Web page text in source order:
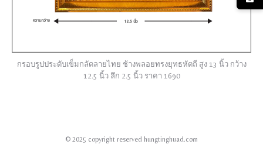
กรอบรูปประดับเข็มกลัดลายไทย ช้างพลอยทรงยุทธหัตถี สูง 13 นิ้ว กว้าง
12.5 นิ้ว ลึก 2.5 นิ้ว ราคา 1690
© 2025 copyright reserved hungtinghuad.com